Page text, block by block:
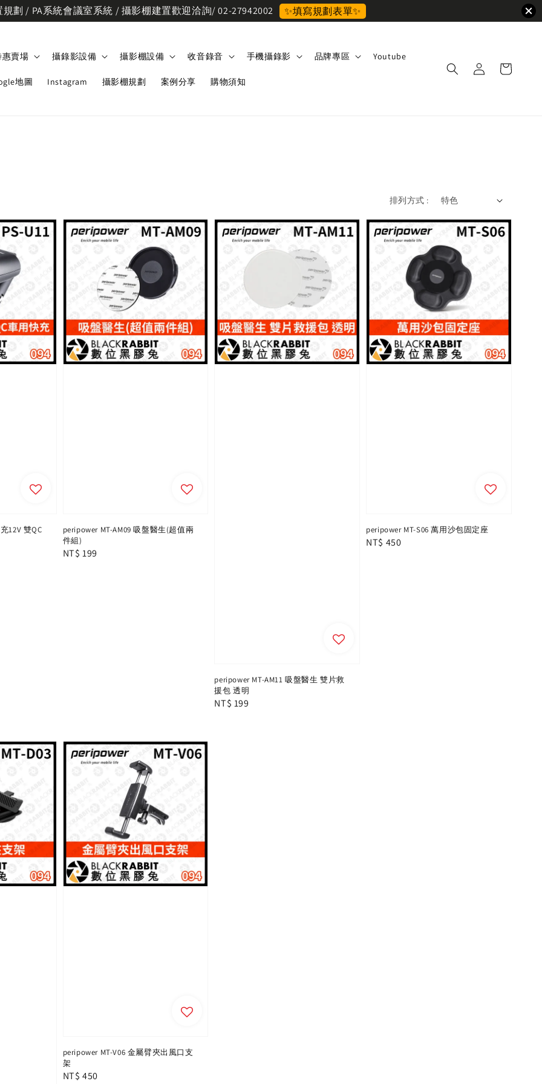
劃 / PA系統會議室系統 / 攝影棚建置歡迎洽詢/ 02-27942002 ✨填寫規劃表單✨
惠賣場 攝錄影設備 攝影棚設備 收音錄音 手機攝錄影 品牌專區 Youtube
地圖 Instagram 攝影棚規劃 案例分享 購物須知
排列方式 :
12V 雙QC
peripower MT-AM09 吸盤醫生(超值兩
件組)
Regular
NT$ 199
peripower MT-AM11 吸盤醫生 雙片救
援包 透明
Regular
NT$ 199
peripower MT-S06 萬用沙包固定座
Regular
NT$ 450
peripower MT-V06 金屬臂夾出風口支
架
Regular
NT$ 450